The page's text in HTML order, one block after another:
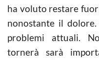
ha voluto restare
nonostante il
problemi attuali.
tornerà sarà